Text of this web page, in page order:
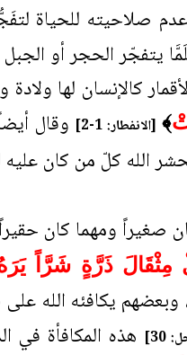
صلاحيته للحياة
يتفجّر الحجر أو
كالإنسان لها ولادة
﴾ [الانفطار: 1-2] وقال
الله كلّ من كان
صغيراً ومهما كان
ذَرَّةٍ شَرَّاً
يكافئه الله على
30]
هذه المكافأة في